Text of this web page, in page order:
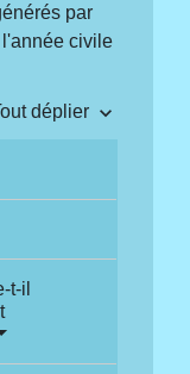
par
civile
déplier keyboard_arrow_down
t-il